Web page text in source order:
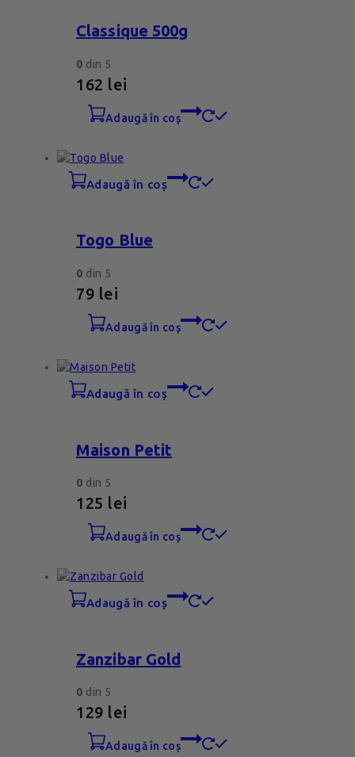
Classique 500g
0 din 5
162 lei
adaugă în coș
adaugă în coș
Togo Blue
0 din 5
79 lei
adaugă în coș
adaugă în coș
Maison Petit
0 din 5
125 lei
adaugă în coș
adaugă în coș
Zanzibar Gold
0 din 5
129 lei
adaugă în coș